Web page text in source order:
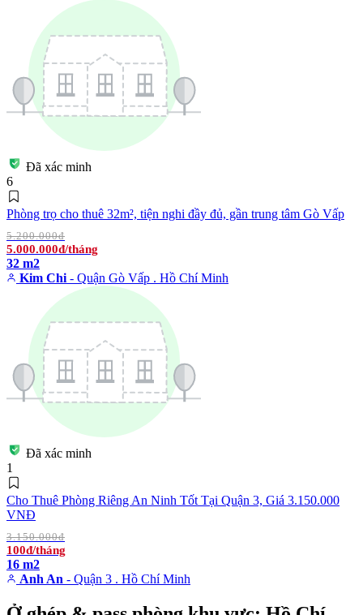
Đã xác minh
6
Phòng trọ cho thuê 32m², tiện nghi đầy đủ, gần trung tâm Gò Vấp
5.200.000đ
5.000.000đ/tháng
32 m2
Kim Chi- Quận Gò Vấp . Hồ Chí Minh
Đã xác minh
1
Cho Thuê Phòng Riêng An Ninh Tốt Tại Quận 3, Giá 3.150.000
VNĐ
3.150.000đ
100đ/tháng
16 m2
Anh An - Quận 3 . Hồ Chí Minh